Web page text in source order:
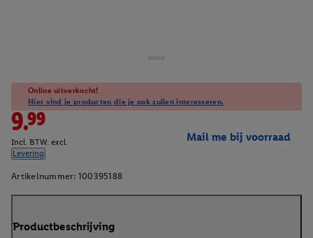
Online uitverkocht!
Hier vind je producten die je ook zullen interesseren.
9.99
Incl. BTW. excl.
Levering
Mail me bij voorraad
Artikelnummer: 100395188
Productbeschrijving